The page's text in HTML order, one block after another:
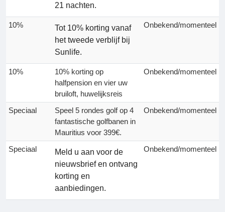
21 nachten.
10%
Tot 10% korting vanaf
het tweede verblijf bij
Sunlife.
Onbekend/momenteel
10%
10% korting op
halfpension en vier uw
bruiloft, huwelijksreis
Onbekend/momenteel
Speciaal
Speel 5 rondes golf op 4
fantastische golfbanen in
Mauritius voor 399€.
Onbekend/momenteel
Speciaal
Meld u aan voor de
nieuwsbrief en ontvang
korting en
aanbiedingen.
Onbekend/momenteel